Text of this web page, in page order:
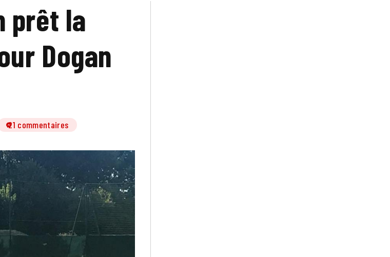
prêt la
Dogan
21 commentaires